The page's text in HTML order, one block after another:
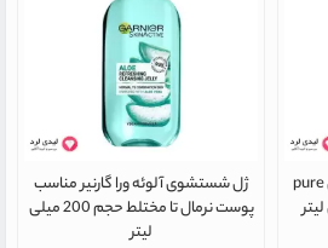
ژل شستشوی صورت زغال مدل pure
ژل شستشوی آلوئه ورا گارنیر مناسب
پوست نرمال تا مختلط حجم 200 میلی
لیتر